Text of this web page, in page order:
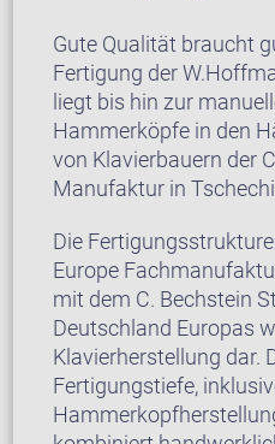
Gute Qualität braucht
Fertigung der
liegt bis hin zur
Hammerköpfe in den
von Klavierbauern der
Manufaktur in
Die
Europe
mit dem C. Bechstein
Deutschland Europas
Klavierherstellung dar.
Fertigungstiefe,